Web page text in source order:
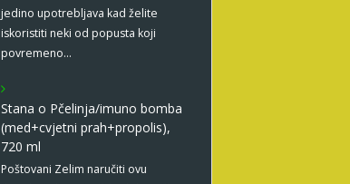
jedino upotrebljava kad želite
iskoristiti neki od popusta koji
povremeno…
Stana o Pčelinja/imuno bomba
(med+cvjetni prah+propolis),
720 ml
Poštovani Zelim naručiti ovu